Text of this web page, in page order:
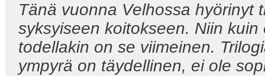
Tänä vuonna Velhossa hyörinyt
syksyiseen koitokseen. Niin
todellakin on se viimeinen.
ympyrä on täydellinen, ei ole